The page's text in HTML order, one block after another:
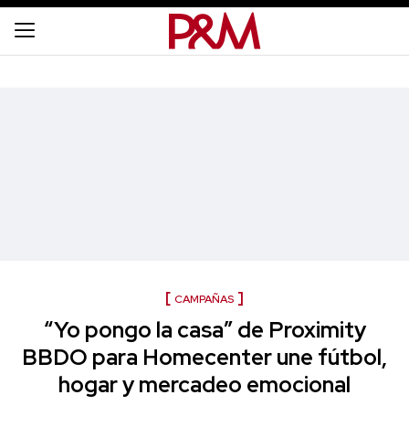
CAMPAÑAS
“Yo pongo la casa” de Proximity
BBDO para Homecenter une fútbol,
hogar y mercadeo emocional